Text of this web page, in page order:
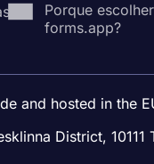
Porque
forms.app?
and hosted in the
District,